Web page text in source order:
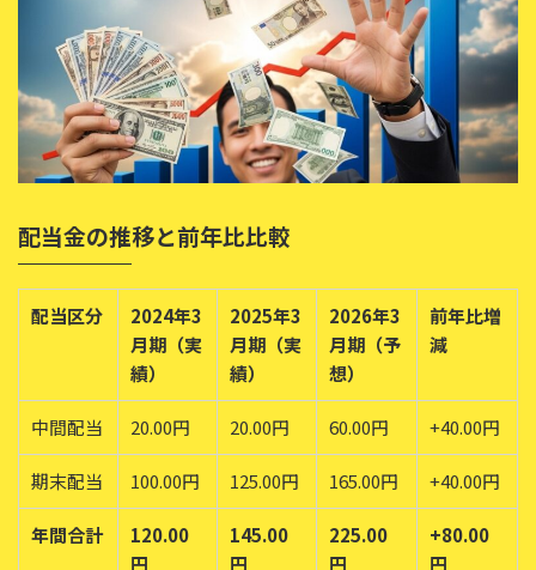
配当金の推移と前年比比較
配当区分
2024年3
月期（実
績）
2025年3
月期（実
績）
2026年3
月期（予
想）
前年比増
減
中間配当 20.00円 20.00円 60.00円 +40.00円
期末配当 100.00円 125.00円 165.00円 +40.00円
年間合計
120.00
円
145.00
円
225.00
円
+80.00
円